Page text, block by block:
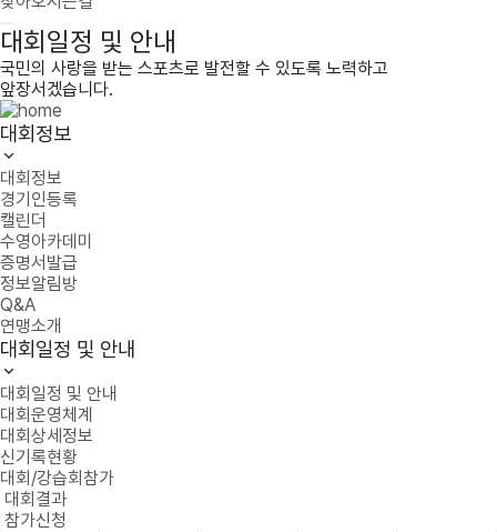
대회일정 및 안내
국민의 사랑을 받는 스포츠로 발전할 수 있도록 노력하고
앞장서겠습니다.
대회정보
대회정보
경기인등록
캘린더
수영아카데미
증명서발급
정보알림방
Q&A
연맹소개
대회일정 및 안내
대회일정 및 안내
대회운영체계
대회상세정보
신기록현황
대회/강습회참가
대회결과
참가신청